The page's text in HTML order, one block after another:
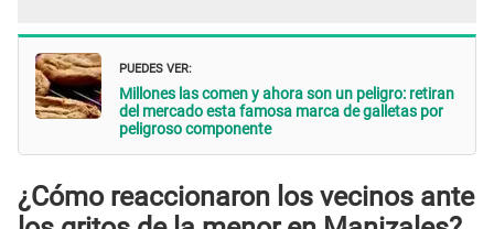
PUEDES VER:
Millones las comen y ahora son un peligro: retiran
del mercado esta famosa marca de galletas por
peligroso componente
¿Cómo reaccionaron los vecinos ante